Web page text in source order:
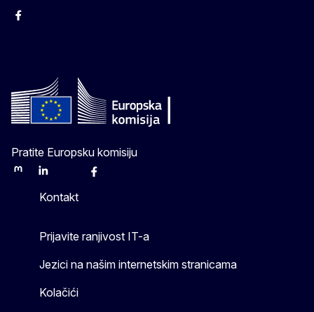
Facebook
Pratite Europsku komisiju
MastodonLinkedInBlueskyFacebook
Kontakt
Prijavite ranjivost IT-a
Jezici na našim internetskim stranicama
Kolačići